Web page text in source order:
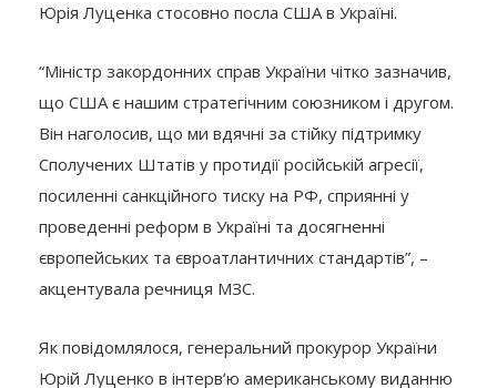
Юрія Луценка стосовно посла США в Україні.
“Міністр закордонних справ України чітко зазначив,
що США є нашим стратегічним союзником і другом.
Він наголосив, що ми вдячні за стійку підтримку
Сполучених Штатів у протидії російській агресії,
посиленні санкційного тиску на РФ, сприянні у
проведенні реформ в Україні та досягненні
європейських та євроатлантичних стандартів”, –
акцентувала речниця МЗС.
Як повідомлялося, генеральний прокурор України
Юрій Луценко в інтерв’ю американському виданню